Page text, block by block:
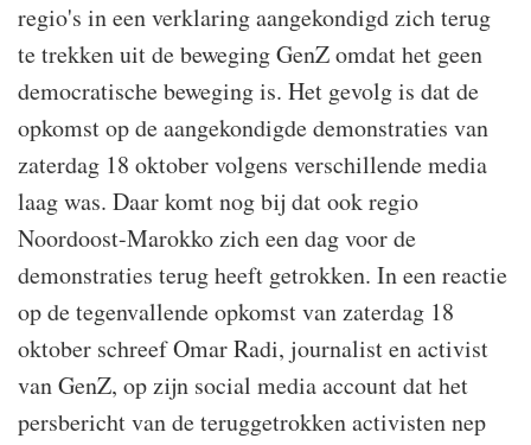
regio's in een verklaring aangekondigd zich terug
te trekken uit de beweging GenZ omdat het geen
democratische beweging is. Het gevolg is dat de
opkomst op de aangekondigde demonstraties van
zaterdag 18 oktober volgens verschillende media
laag was. Daar komt nog bij dat ook regio
Noordoost-Marokko zich een dag voor de
demonstraties terug heeft getrokken. In een reactie
op de tegenvallende opkomst van zaterdag 18
oktober schreef Omar Radi, journalist en activist
van GenZ, op zijn social media account dat het
persbericht van de teruggetrokken activisten nep